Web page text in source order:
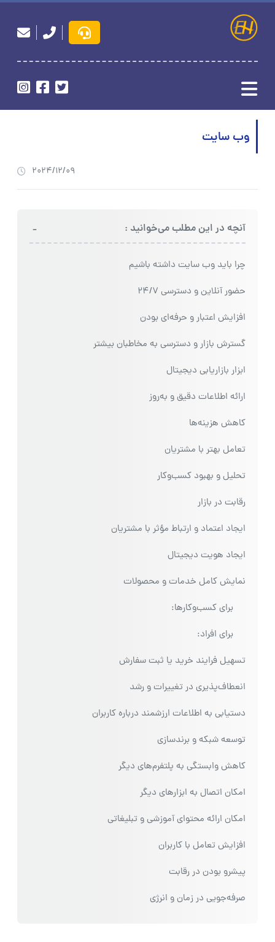
وب سایت
2024/12/09
آنچه در این مطلب می‌خوانید : -
چرا باید وب سایت داشته باشیم
حضور آنلاین و دسترسی 24/7
افزایش اعتبار و حرفه‌ای بودن
گسترش بازار و دسترسی به مخاطبان بیشتر
ابزار بازاریابی دیجیتال
ارائه اطلاعات دقیق و به‌روز
کاهش هزینه‌ها
تعامل بهتر با مشتریان
تحلیل و بهبود کسب‌وکار
رقابت در بازار
ایجاد اعتماد و ارتباط مؤثر با مشتریان
ایجاد هویت دیجیتال
نمایش کامل خدمات و محصولات
برای کسب‌وکارها:
برای افراد:
تسهیل فرایند خرید یا ثبت سفارش
انعطاف‌پذیری در تغییرات و رشد
دستیابی به اطلاعات ارزشمند درباره کاربران
توسعه شبکه و برندسازی
کاهش وابستگی به پلتفرم‌های دیگر
امکان اتصال به ابزارهای دیگر
امکان ارائه محتوای آموزشی و تبلیغاتی
افزایش تعامل با کاربران
پیشرو بودن در رقابت
صرفه‌جویی در زمان و انرژی